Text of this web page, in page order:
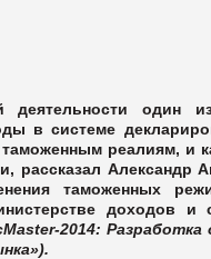
деятельности
в системе
реалиям, и
рассказал Александр
таможенных
доходов
2014: